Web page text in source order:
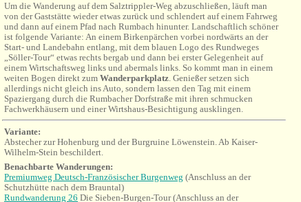
Um die Wanderung auf dem Salztrippler-Weg abzuschließen, läuft man
von der Gaststätte wieder etwas zurück und schlendert auf einem Fahrweg
und dann auf einem Pfad nach Rumbach hinunter. Landschaftlich schöner
ist folgende Variante: An einem Birkenpärchen vorbei nordwärts an der
Start- und Landebahn entlang, mit dem blauen Logo des Rundweges
„Söller-Tour“ etwas rechts bergab und dann bei erster Gelegenheit auf
einem Wirtschaftsweg links und abermals links. So kommt man in einem
weiten Bogen direkt zum Wanderparkplatz. Genießer setzen sich
allerdings nicht gleich ins Auto, sondern lassen den Tag mit einem
Spaziergang durch die Rumbacher Dorfstraße mit ihren schmucken
Fachwerkhäusern und einer Wirtshaus-Besichtigung ausklingen.
Variante:
Abstecher zurHohenburg und der Burgruine Löwenstein. Ab Kaiser-
Wilhelm-Stein beschildert.
Benachbarte Wanderungen:
Premiumweg Deutsch-Französischer Burgenweg (Anschluss an der
Schutzhütte nach dem Brauntal)
Rundwanderung 26 Die Sieben-Burgen-Tour (Anschluss an der